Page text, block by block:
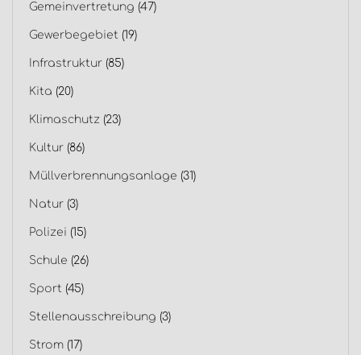
Gemeinvertretung (47)
Gewerbegebiet (19)
Infrastruktur (85)
Kita (20)
Klimaschutz (23)
Kultur (86)
Müllverbrennungsanlage (31)
Natur (3)
Polizei (15)
Schule (26)
Sport (45)
Stellenausschreibung (3)
Strom (17)